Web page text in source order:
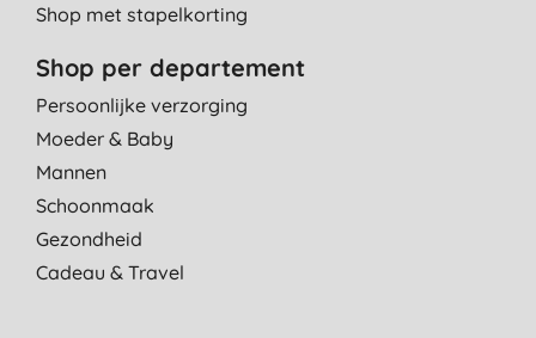
Shop met stapelkorting
Shop per departement
Persoonlijke verzorging
Moeder & Baby
Mannen
Schoonmaak
Gezondheid
Cadeau & Travel